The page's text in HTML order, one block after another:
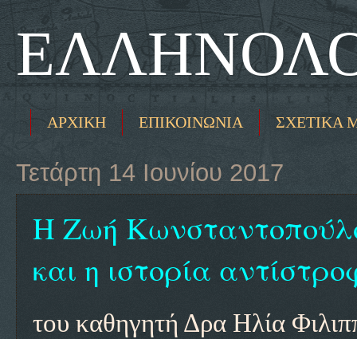
ΑΡΧΙΚΗ ΕΠΙΚΟΙΝΩΝΙΑ ΣΧΕΤΙΚΑ
Τετάρτη 14 Ιουνίου 2017
Η Ζωή
και η ιστορία
του καθηγητή Δρα Ηλία